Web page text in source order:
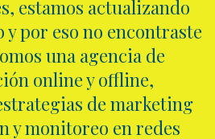
estamos actualizando
por eso no encontraste
una agencia de
online y offline,
de marketing
y monitoreo en redes